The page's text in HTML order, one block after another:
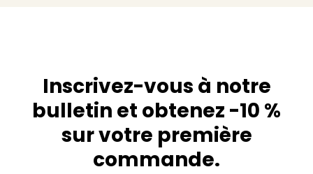
Inscrivez-vous à notre
bulletin et obtenez -10 %
sur votre première
commande.